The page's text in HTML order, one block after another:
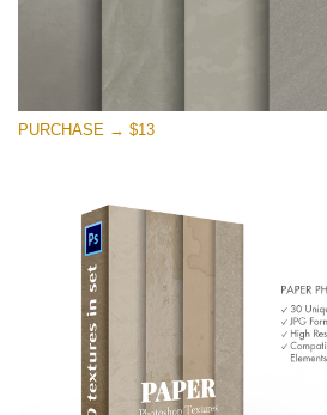
मुफ्त डाउनलोड
PURCHASE → $13